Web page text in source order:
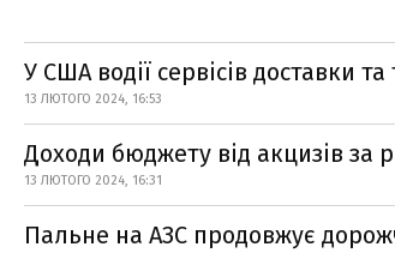
У США водії сервісів доставки
13 ЛЮТОГО 2024, 16:53
Доходи бюджету від акцизів за
13 ЛЮТОГО 2024, 16:31
Пальне на АЗС продовжує